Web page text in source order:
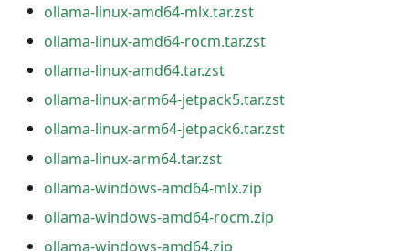
ollama-linux-amd64-mlx.tar.zst
ollama-linux-amd64-rocm.tar.zst
ollama-linux-amd64.tar.zst
ollama-linux-arm64-jetpack5.tar.zst
ollama-linux-arm64-jetpack6.tar.zst
ollama-linux-arm64.tar.zst
ollama-windows-amd64-mlx.zip
ollama-windows-amd64-rocm.zip
ollama-windows-amd64.zip